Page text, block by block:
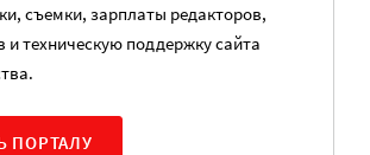
съемки, зарплаты редакторов,
и техническую поддержку сайта
ПОРТАЛУ